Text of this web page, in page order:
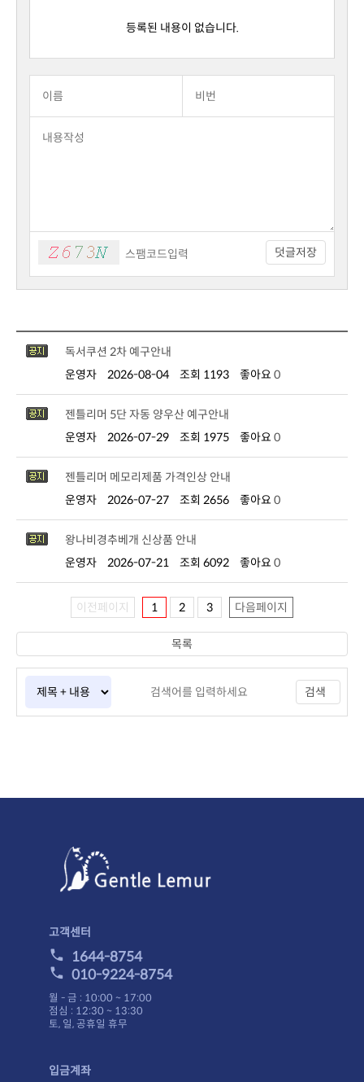
등록된 내용이 없습니다.
덧글저장
독서쿠션 2차 예구안내
운영자
2026-08-04 조회 1193 좋아요 0
젠틀리머 5단 자동 양우산 예구안내
운영자
2026-07-29 조회 1975 좋아요 0
젠틀리머 메모리제품 가격인상 안내
운영자
2026-07-27 조회 2656 좋아요 0
왕나비경추베개 신상품 안내
운영자
2026-07-21 조회 6092 좋아요 0
이전페이지 1 2 3 다음페이지
검색
목록
고객센터
1644-8754
010-9224-8754
월 - 금 : 10:00 ~ 17:00
점심 : 12:30 ~ 13:30
토, 일, 공휴일 휴무
입금계좌